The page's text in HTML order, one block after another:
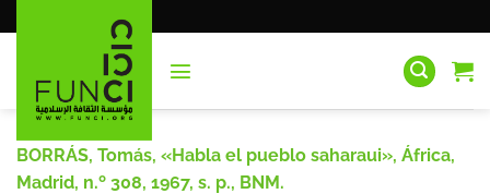
al
BORRÁS, Tomás, «Habla el pueblo saharaui», África,
Madrid, n.º 308, 1967, s. p., BNM.